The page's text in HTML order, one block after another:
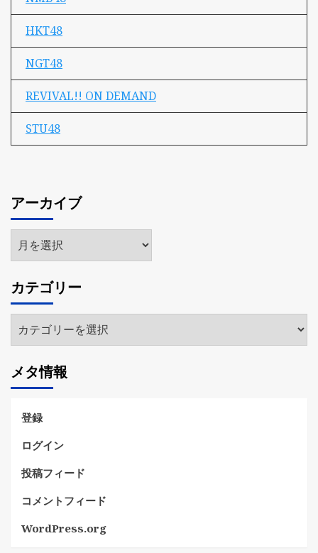
HKT48
NGT48
REVIVAL!! ON DEMAND
STU48
アーカイブ
ア
ー
イ
ブ
カテゴリー
テ
リ
ー
メタ情報
登録
ログイン
投稿フィード
コメントフィード
WordPress.org